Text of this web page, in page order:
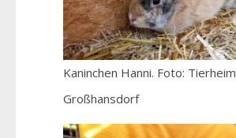
Kaninchen Hanni. Foto: Tierheim
Großhansdorf